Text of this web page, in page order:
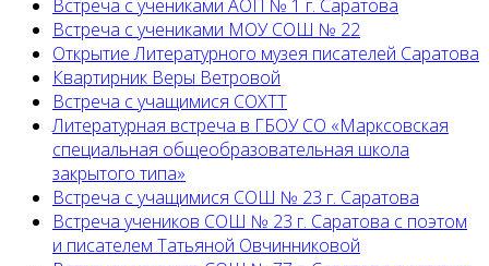
Встреча с учениками АОП № 1 г. Саратова
Встреча с учениками МОУ СОШ № 22
Открытие Литературного музея писателей Саратова
Квартирник Веры Ветровой
Встреча с учащимися СОХТТ
Литературная встреча в ГБОУ СО «Марксовская
специальная общеобразовательная школа
закрытого типа»
Встреча с учащимися СОШ № 23 г. Саратова
Встреча учеников СОШ № 23 г. Саратова с поэтом
и писателем Татьяной Овчинниковой